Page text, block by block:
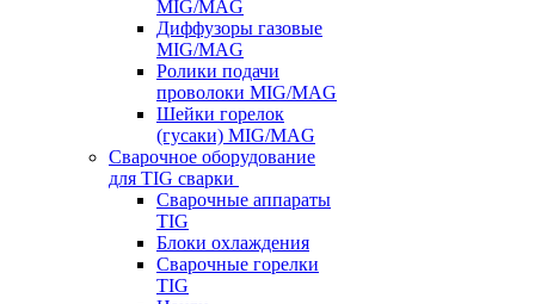
MIG/MAG
Диффузоры газовые
MIG/MAG
Ролики подачи
проволоки MIG/MAG
Шейки горелок
(гусаки) MIG/MAG
Сварочное оборудование
для TIG сварки
Сварочные аппараты
TIG
Блоки охлаждения
Сварочные горелки
TIG